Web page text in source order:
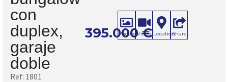
con
duplex,
garaje
doble
Ref: 1801
395.000€
Photos Video LocationShare